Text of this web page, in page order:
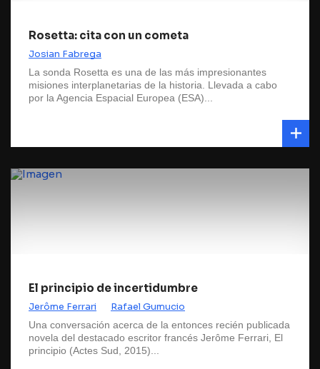
Rosetta: cita con un cometa
Josian Fabrega
La sonda Rosetta es una de las más impresionantes
misiones interplanetarias de la historia. Llevada a cabo
por la Agencia Espacial Europea (ESA)...
El principio de incertidumbre
Jerôme Ferrari Rafael Gumucio
Una conversación acerca de la entonces recién publicada
novela del destacado escritor francés Jerôme Ferrari, El
principio (Actes Sud, 2015)...